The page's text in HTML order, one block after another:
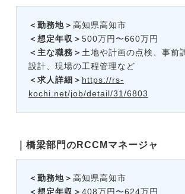
＜勤務地＞ 高知県高知市
＜想定年収＞ 500万円〜660万円
＜主な職務＞ 土地や計画の点検、事前
設計、現場の工程管理など
＜求人詳細＞ https://rs-
kochi.net/job/detail/31/6803
｜橋梁部門のRCCMマネージャ
＜勤務地＞ 高知県高知市
＜想定年収＞ 408万円〜624万円